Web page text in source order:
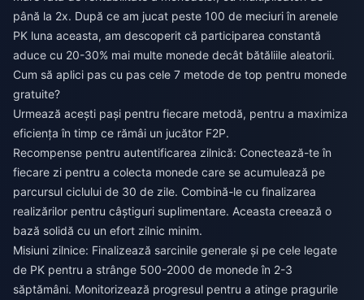
până la 2x. După ce am jucat peste 100 de meciuri în arenele
PK luna aceasta, am descoperit că participarea constantă
aduce cu 20-30% mai multe monede decât bătăliile aleatorii.
Cum să aplici pas cu pas cele 7 metode de top pentru monede
gratuite?
Urmează acești pași pentru fiecare metodă, pentru a maximiza
eficiența în timp ce rămâi un jucător F2P.
Recompense pentru autentificarea zilnică: Conectează-te în
fiecare zi pentru a colecta monede care se acumulează pe
parcursul ciclului de 30 de zile. Combină-le cu finalizarea
realizărilor pentru câștiguri suplimentare. Aceasta creează o
bază solidă cu un efort zilnic minim.
Misiuni zilnice: Finalizează sarcinile generale și pe cele legate
de PK pentru a strânge 500-2000 de monede în 2-3
săptămâni. Monitorizează progresul pentru a atinge pragurile